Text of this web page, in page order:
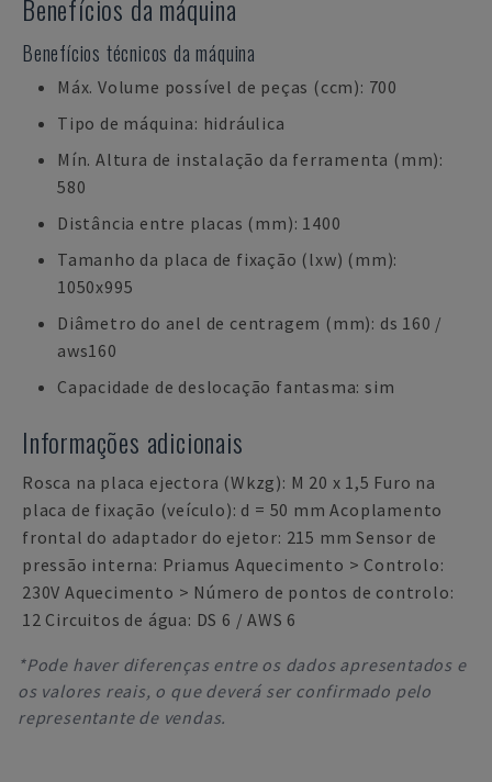
Benefícios da máquina
Benefícios técnicos da máquina
Máx. Volume possível de peças (ccm): 700
Tipo de máquina: hidráulica
Mín. Altura de instalação da ferramenta (mm):
580
Distância entre placas (mm): 1400
Tamanho da placa de fixação (lxw) (mm):
1050x995
Diâmetro do anel de centragem (mm): ds 160 /
aws160
Capacidade de deslocação fantasma: sim
Informações adicionais
Rosca na placa ejectora (Wkzg): M 20 x 1,5 Furo na
placa de fixação (veículo): d = 50 mm Acoplamento
frontal do adaptador do ejetor: 215 mm Sensor de
pressão interna: Priamus Aquecimento > Controlo:
230V Aquecimento > Número de pontos de controlo:
12 Circuitos de água: DS 6 / AWS 6
*Pode haver diferenças entre os dados apresentados e
os valores reais, o que deverá ser confirmado pelo
representante de vendas.